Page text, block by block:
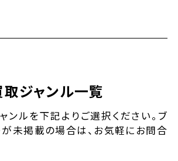
取ジャンル一覧
ンルを下記よりご選択ください。ブ
が未掲載の場合は、お気軽にお問合